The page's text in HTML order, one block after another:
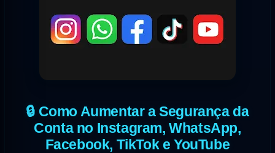
🔒 Como Aumentar a Segurança da
Conta no Instagram, WhatsApp,
Facebook, TikTok e YouTube